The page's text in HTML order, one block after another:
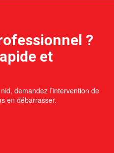
?
et
demandez l’intervention de
en débarrasser.